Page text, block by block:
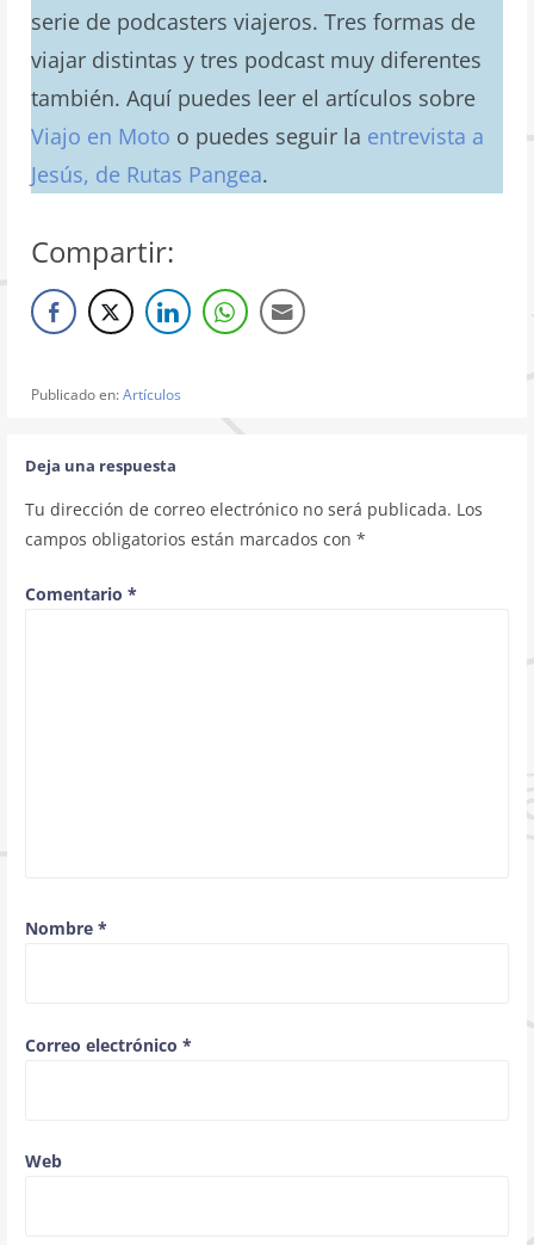
serie de podcasters viajeros. Tres formas de
viajar distintas y tres podcast muy diferentes
también. Aquí puedes leer el artículos sobre
Viajo en Moto o puedes seguir la entrevista a
Jesús, de Rutas Pangea.
Compartir:
Publicado en:Artículos
Deja una respuesta
Tu dirección de correo electrónico no será publicada. Los
campos obligatorios están marcados con *
Comentario *
Nombre *
Correo electrónico *
Web